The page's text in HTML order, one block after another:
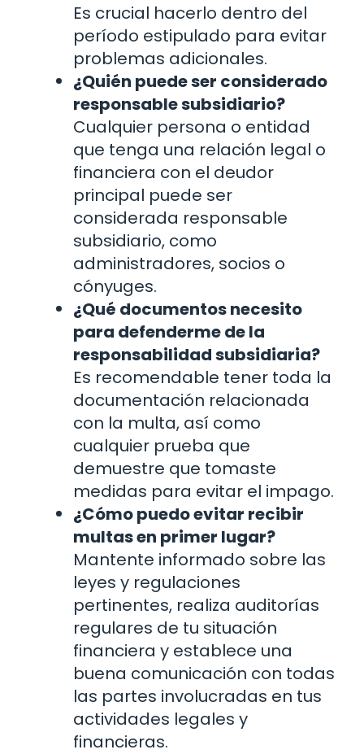
Es crucial hacerlo dentro del
período estipulado para evitar
problemas adicionales.
¿Quién puede ser considerado
responsable subsidiario?
Cualquier persona o entidad
que tenga una relación legal o
financiera con el deudor
principal puede ser
considerada responsable
subsidiario, como
administradores, socios o
cónyuges.
¿Qué documentos necesito
para defenderme de la
responsabilidad subsidiaria?
Es recomendable tener toda la
documentación relacionada
con la multa, así como
cualquier prueba que
demuestre que tomaste
medidas para evitar el impago.
¿Cómo puedo evitar recibir
multas en primer lugar?
Mantente informado sobre las
leyes y regulaciones
pertinentes, realiza auditorías
regulares de tu situación
financiera y establece una
buena comunicación con todas
las partes involucradas en tus
actividades legales y
financieras.